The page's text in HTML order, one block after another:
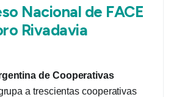
Nacional de FACE
Rivadavia
de Cooperativas
a trescientas cooperativas